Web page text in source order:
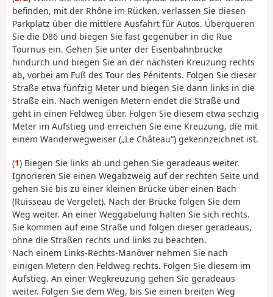
befinden, mit der Rhône im Rücken, verlassen Sie diesen
Parkplatz über die mittlere Ausfahrt für Autos. Überqueren
Sie die D86 und biegen Sie fast gegenüber in die Rue
Tournus ein. Gehen Sie unter der Eisenbahnbrücke
hindurch und biegen Sie an der nächsten Kreuzung rechts
ab, vorbei am Fuß des Tour des Pénitents. Folgen Sie dieser
Straße etwa fünfzig Meter und biegen Sie dann links in die
Straße ein. Nach wenigen Metern endet die Straße und
geht in einen Feldweg über. Folgen Sie diesem etwa sechzig
Meter im Aufstieg und erreichen Sie eine Kreuzung, die mit
einem Wanderwegweiser („Le Château“) gekennzeichnet ist.
(1) Biegen Sie links ab und gehen Sie geradeaus weiter.
Ignorieren Sie einen Wegabzweig auf der rechten Seite und
gehen Sie bis zu einer kleinen Brücke über einen Bach
(Ruisseau de Vergelet). Nach der Brücke folgen Sie dem
Weg weiter. An einer Weggabelung halten Sie sich rechts.
Sie kommen auf eine Straße und folgen dieser geradeaus,
ohne die Straßen rechts und links zu beachten.
Nach einem Links-Rechts-Manöver nehmen Sie nach
einigen Metern den Feldweg rechts. Folgen Sie diesem im
Aufstieg. An einer Wegkreuzung gehen Sie geradeaus
weiter. Folgen Sie dem Weg, bis Sie einen breiten Weg